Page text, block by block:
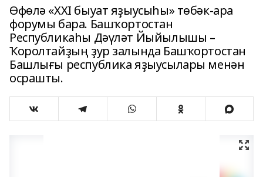
Өфөлә «ХХI быуат яҙыусыһы» төбәк-ара
форумы бара. Башҡортостан
Республикаһы Дәүләт Йыйылышы –
Ҡоролтайҙың ҙур залында Башҡортостан
Башлығы республика яҙыусылары менән
осрашты.